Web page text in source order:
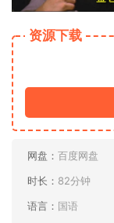
资源下载
网盘： 百度网盘
时长： 82分钟
语言： 国语